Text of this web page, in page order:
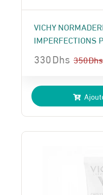
VICHY
IMPERFECTIONS
350Dhs
prix
initial
était :
350 Dhs.
330Dhs
prix
actuel
est :
330 Dhs.